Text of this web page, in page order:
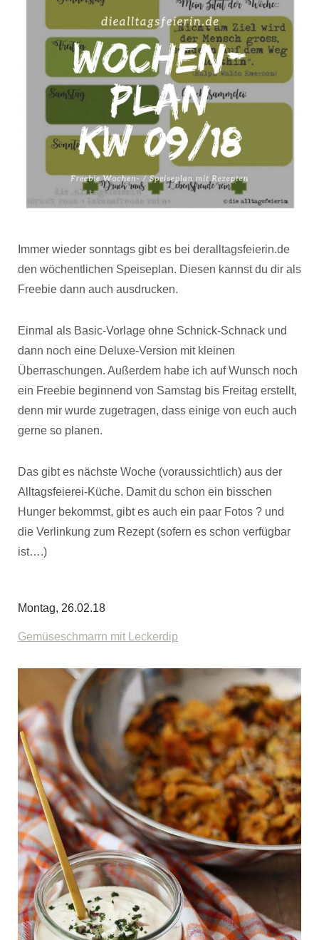
Immer wieder sonntags gibt es bei deralltagsfeierin.de
den wöchentlichen Speiseplan. Diesen kannst du dir als
Freebie dann auch ausdrucken.
Einmal als Basic-Vorlage ohne Schnick-Schnack und
dann noch eine Deluxe-Version mit kleinen
Überraschungen. Außerdem habe ich auf Wunsch noch
ein Freebie beginnend von Samstag bis Freitag erstellt,
denn mir wurde zugetragen, dass einige von euch auch
gerne so planen.
Das gibt es nächste Woche (voraussichtlich) aus der
Alltagsfeierei-Küche. Damit du schon ein bisschen
Hunger bekommst, gibt es auch ein paar Fotos ? und
die Verlinkung zum Rezept (sofern es schon verfügbar
ist….)
Montag, 26.02.18
Gemüseschmarrn mit Leckerdip